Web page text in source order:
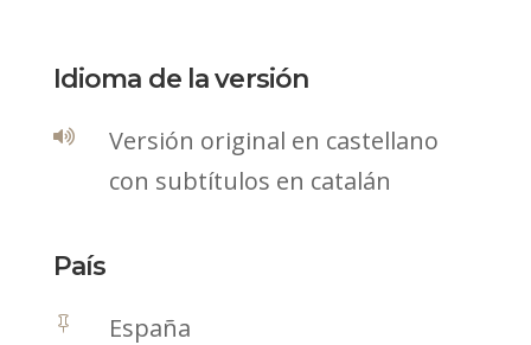
Idioma de la versión

Versión original en castellano
con subtítulos en catalán
País
 España